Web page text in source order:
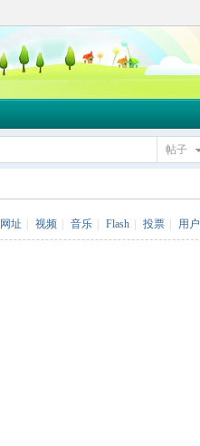
帖子
网址 视频 音乐 Flash 投票 用户